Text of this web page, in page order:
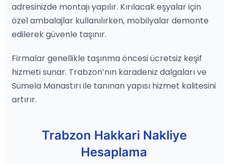
adresinizde montajı yapılır. Kırılacak eşyalar için
özel ambalajlar kullanılırken, mobilyalar demonte
edilerek güvenle taşınır.
Firmalar genellikle taşınma öncesi ücretsiz keşif
hizmeti sunar. Trabzon’nın karadeniz dalgaları ve
Sümela Manastırı ile tanınan yapısı hizmet kalitesini
artırır.
Trabzon Hakkari Nakliye
Hesaplama